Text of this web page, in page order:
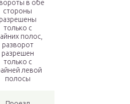
в обе
стороны
разрешены
только с
полос,
разворот
разрешен
только с
левой
полосы